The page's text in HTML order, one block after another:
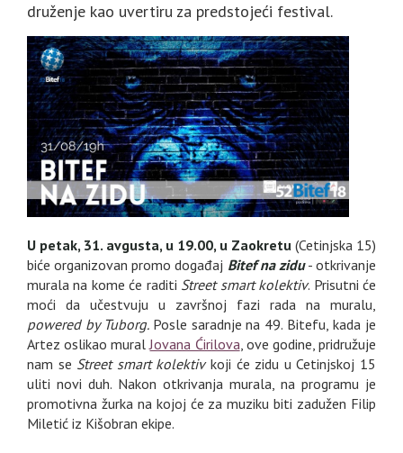
druženje kao uvertiru za predstojeći festival.
U petak, 31. avgusta, u 19.00, u Zaokretu (Cetinjska 15)
biće organizovan promo događaj Bitef na zidu- otkrivanje
murala na kome će raditi Street smart kolektiv. Prisutni će
moći da učestvuju u završnoj fazi rada na muralu,
powered by Tuborg. Posle saradnje na 49. Bitefu, kada je
Artez oslikao muralJovana Ćirilova, ove godine, pridružuje
nam se Street smart kolektivkoji će zidu u Cetinjskoj 15
uliti novi duh. Nakon otkrivanja murala, na programu je
promotivna žurka na kojoj će za muziku biti zadužen Filip
Miletić iz Kišobran ekipe.